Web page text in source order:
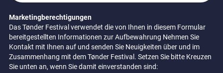
Marketingberechtigungen
Das Tønder Festival verwendet die von Ihnen in diesem Formular
bereitgestellten Informationen zur Aufbewahrung Nehmen Sie
Kontakt mit Ihnen auf und senden Sie Neuigkeiten über und im
Zusammenhang mit dem Tønder Festival. Setzen Sie bitte Kreuzen
Sie unten an, wenn Sie damit einverstanden sind: